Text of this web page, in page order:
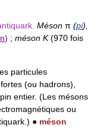
Méson π (pi),
) ; méson K(970 fois
particules
(ou hadrons),
entier. (Les mésons
ou
● méson